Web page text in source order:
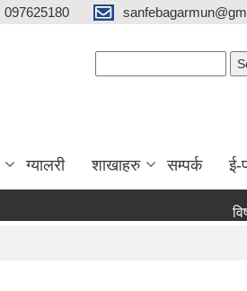
097625180
ग्यालरी शाखाहरु सम्पर्क ई-